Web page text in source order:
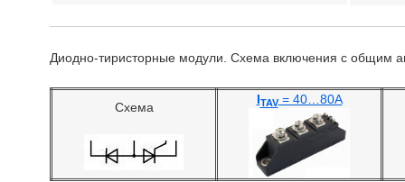
Диодно-тиристорные модули. Схема включения с общим
Схема
ITAV= 40…80А